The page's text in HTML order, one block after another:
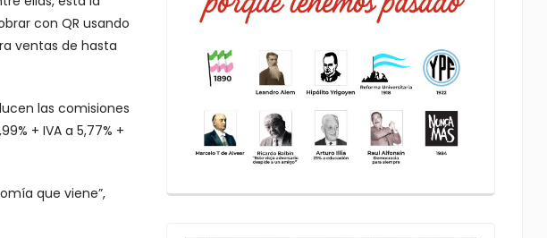
con QR usando
ventas de hasta
las comisiones
+ IVA a 5,77% +
que viene”,